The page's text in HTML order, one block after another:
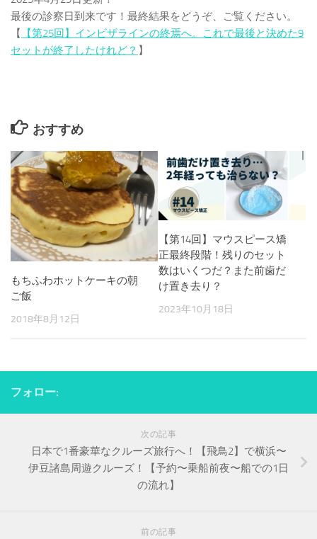
最後の診察日到来です！最終結果をどうぞ、ご覧ください。
【
【第25回】インビザラインの終焉へ。これで最後と決めた9
セットが終了したけれど？ 】
おすすめ
もちふわホットケーキの朝
ご飯
2018年8月12日
【第14回】マウスピース矯
正最終段階！残りのセット
数はいくつだ？また前歯だ
け置き去り？
2023年10月18日
フォロー:
次の記事
日本で1番豪華なクルーズ旅行へ！【飛鳥2】で横浜〜
伊豆諸島周遊クルーズ！【予約〜乗船前夜〜船での1日
の流れ】
前の記事